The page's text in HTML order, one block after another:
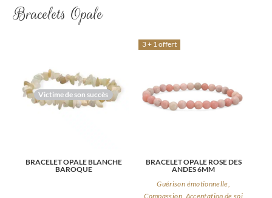
Bracelets Opale
Victime de son succès
BRACELET OPALE BLANCHE
BAROQUE
3 + 1 offert
BRACELET OPALE ROSE DES
ANDES 6MM
Guérison émotionnelle,
Compassion, Acceptation de soi